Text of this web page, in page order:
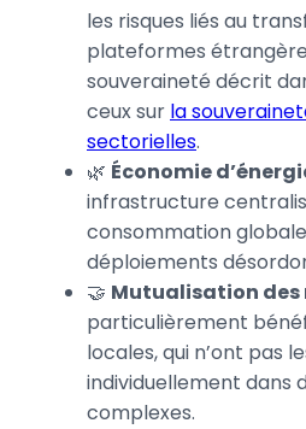
les risques liés au
plateformes
souveraineté décrit
ceux sur la
sectorielles.
🌿 Économie
infrastructure
consommation
déploiements
🤝 Mutualisation des
particulièrement
locales, qui n’ont pas
individuellement dans
complexes.